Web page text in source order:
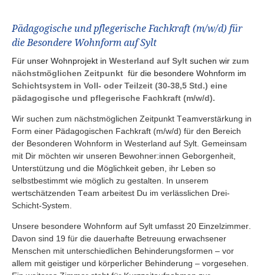
Pädagogische und pflegerische Fachkraft (m/w/d) für
die Besondere Wohnform auf Sylt
Für unser Wohnprojekt in Westerland auf Sylt suchen wir zum
nächstmöglichen Zeitpunkt für die besondere Wohnform im
Schichtsystem in Voll- oder Teilzeit (30-38,5 Std.) eine
pädagogische und pflegerische Fachkraft (m/w/d).
Wir suchen zum nächstmöglichen Zeitpunkt Teamverstärkung in
Form einer Pädagogischen Fachkraft (m/w/d) für den Bereich
der Besonderen Wohnform in Westerland auf Sylt. Gemeinsam
mit Dir möchten wir unseren Bewohner:innen Geborgenheit,
Unterstützung und die Möglichkeit geben, ihr Leben so
selbstbestimmt wie möglich zu gestalten. In unserem
wertschätzenden Team arbeitest Du im verlässlichen Drei-
Schicht-System.
Unsere besondere Wohnform auf Sylt umfasst 20 Einzelzimmer.
Davon sind 19 für die dauerhafte Betreuung erwachsener
Menschen mit unterschiedlichen Behinderungsformen – vor
allem mit geistiger und körperlicher Behinderung – vorgesehen.